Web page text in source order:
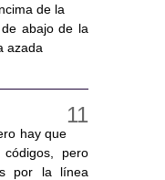
de la
abajo de la
azada
hay que
pero
por la línea